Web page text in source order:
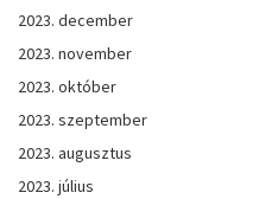
2023. december
2023. november
2023. október
2023. szeptember
2023. augusztus
2023. július